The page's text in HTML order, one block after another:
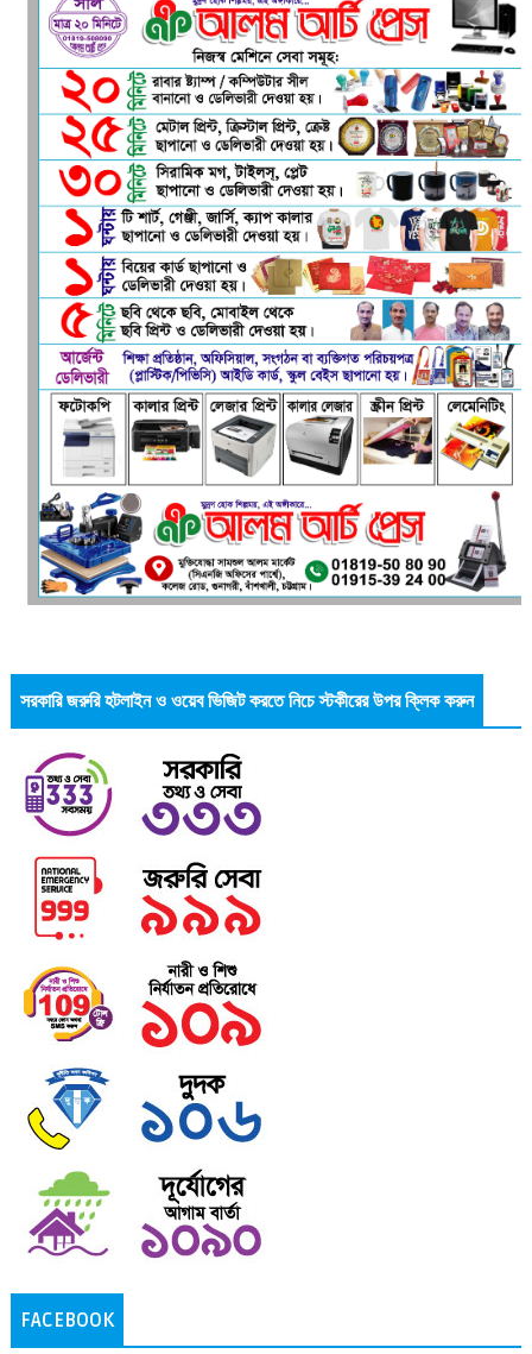
সরকারি জরুরি হটলাইন ও ওয়েব ভিজিট করতে নিচে স্টকীরের উপর ক্লিক করুন
FACEBOOK